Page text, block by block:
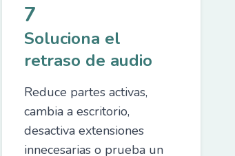
7
Soluciona el
retraso de audio
Reduce partes activas,
cambia a escritorio,
desactiva extensiones
innecesarias o prueba un